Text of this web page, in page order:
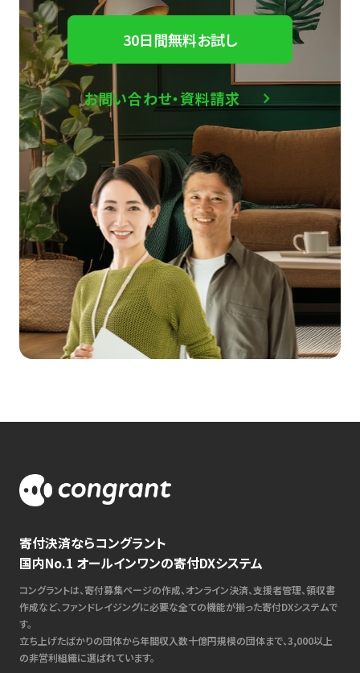
30日間無料お試し
お問い合わせ・資料請求
寄付決済ならコングラント
国内No.1 オールインワンの寄付DXシステム
コングラントは、寄付募集ページの作成、オンライン決済、支援者管理、領収書
作成など、ファンドレイジングに必要な全ての機能が揃った寄付DXシステムで
す。
立ち上げたばかりの団体から年間収入数十億円規模の団体まで、3,000以上
の非営利組織に選ばれています。